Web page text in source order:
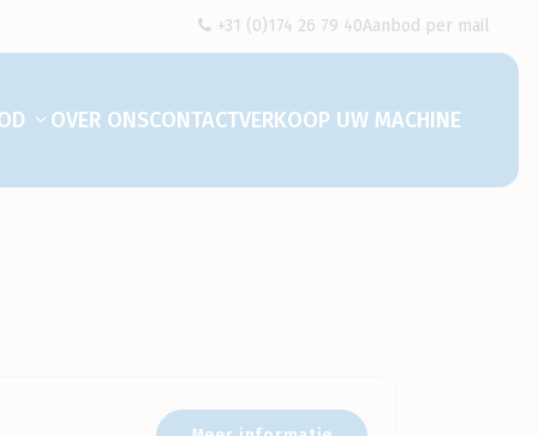
+31 (0)174 26 79 40Aanbod per mail
Toon submenu voor "Aanbod"
OVER ONSCONTACTVERKOOP UW MACHINE